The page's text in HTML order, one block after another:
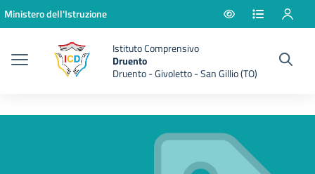
Vai ai contenuti
Vai al menu di navigazione
Vai al footer
Ministero dell'Istruzione
Istituto Comprensivo
Druento
Druento - Givoletto - San Gillio (TO)